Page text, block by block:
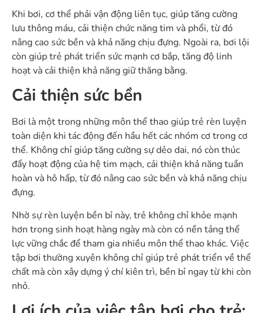
Khi bơi, cơ thể phải vận động liên tục, giúp tăng cường
lưu thông máu, cải thiện chức năng tim và phổi, từ đó
nâng cao sức bền và khả năng chịu đựng. Ngoài ra, bơi lội
còn giúp trẻ phát triển sức mạnh cơ bắp, tăng độ linh
hoạt và cải thiện khả năng giữ thăng bằng.
Cải thiện sức bền
Bơi là một trong những môn thể thao giúp trẻ rèn luyện
toàn diện khi tác động đến hầu hết các nhóm cơ trong cơ
thể. Không chỉ giúp tăng cường sự dẻo dai, nó còn thúc
đẩy hoạt động của hệ tim mạch, cải thiện khả năng tuần
hoàn và hô hấp, từ đó nâng cao sức bền và khả năng chịu
đựng.
Nhờ sự rèn luyện bền bỉ này, trẻ không chỉ khỏe mạnh
hơn trong sinh hoạt hàng ngày mà còn có nền tảng thể
lực vững chắc để tham gia nhiều môn thể thao khác. Việc
tập bơi thường xuyên không chỉ giúp trẻ phát triển về thể
chất mà còn xây dựng ý chí kiên trì, bền bỉ ngay từ khi còn
nhỏ.